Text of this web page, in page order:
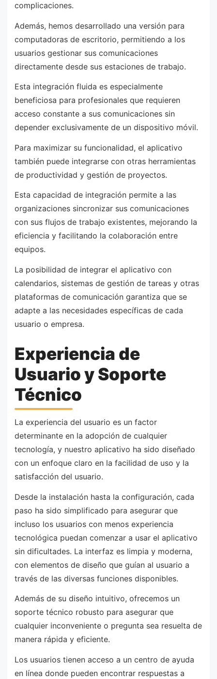
complicaciones.
Además, hemos desarrollado una versión para
computadoras de escritorio, permitiendo a los
usuarios gestionar sus comunicaciones
directamente desde sus estaciones de trabajo.
Esta integración fluida es especialmente
beneficiosa para profesionales que requieren
acceso constante a sus comunicaciones sin
depender exclusivamente de un dispositivo móvil.
Para maximizar su funcionalidad, el aplicativo
también puede integrarse con otras herramientas
de productividad y gestión de proyectos.
Esta capacidad de integración permite a las
organizaciones sincronizar sus comunicaciones
con sus flujos de trabajo existentes, mejorando la
eficiencia y facilitando la colaboración entre
equipos.
La posibilidad de integrar el aplicativo con
calendarios, sistemas de gestión de tareas y otras
plataformas de comunicación garantiza que se
adapte a las necesidades específicas de cada
usuario o empresa.
Experiencia de
Usuario y Soporte
Técnico
La experiencia del usuario es un factor
determinante en la adopción de cualquier
tecnología, y nuestro aplicativo ha sido diseñado
con un enfoque claro en la facilidad de uso y la
satisfacción del usuario.
Desde la instalación hasta la configuración, cada
paso ha sido simplificado para asegurar que
incluso los usuarios con menos experiencia
tecnológica puedan comenzar a usar el aplicativo
sin dificultades. La interfaz es limpia y moderna,
con elementos de diseño que guían al usuario a
través de las diversas funciones disponibles.
Además de su diseño intuitivo, ofrecemos un
soporte técnico robusto para asegurar que
cualquier inconveniente o pregunta sea resuelta de
manera rápida y eficiente.
Los usuarios tienen acceso a un centro de ayuda
en línea donde pueden encontrar respuestas a